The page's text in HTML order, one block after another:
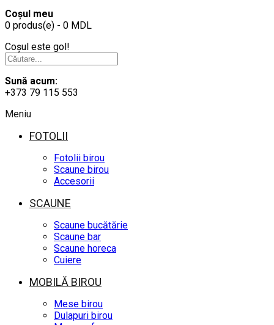
Coșul meu
0 produs(e) - 0 MDL
Coșul este gol!
Sună acum:
+373 79 115 553
Meniu
FOTOLII
Fotolii birou
Scaune birou
Accesorii
SCAUNE
Scaune bucătărie
Scaune bar
Scaune horeca
Cuiere
MOBILĂ BIROU
Mese birou
Dulapuri birou